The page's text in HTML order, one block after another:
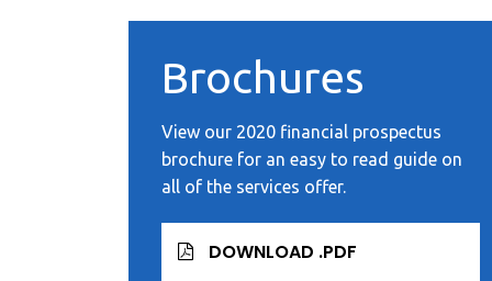
Brochures
View our 2020 financial prospectus
brochure for an easy to read guide on
all of the services offer.
DOWNLOAD .PDF